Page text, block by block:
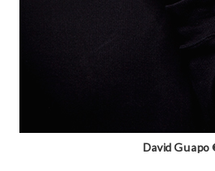
David Guapo